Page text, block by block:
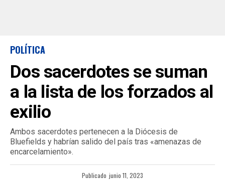
POLÍTICA
Dos sacerdotes se suman
a la lista de los forzados al
exilio
Ambos sacerdotes pertenecen a la Diócesis de
Bluefields y habrían salido del país tras «amenazas de
encarcelamiento».
Publicado junio 11, 2023